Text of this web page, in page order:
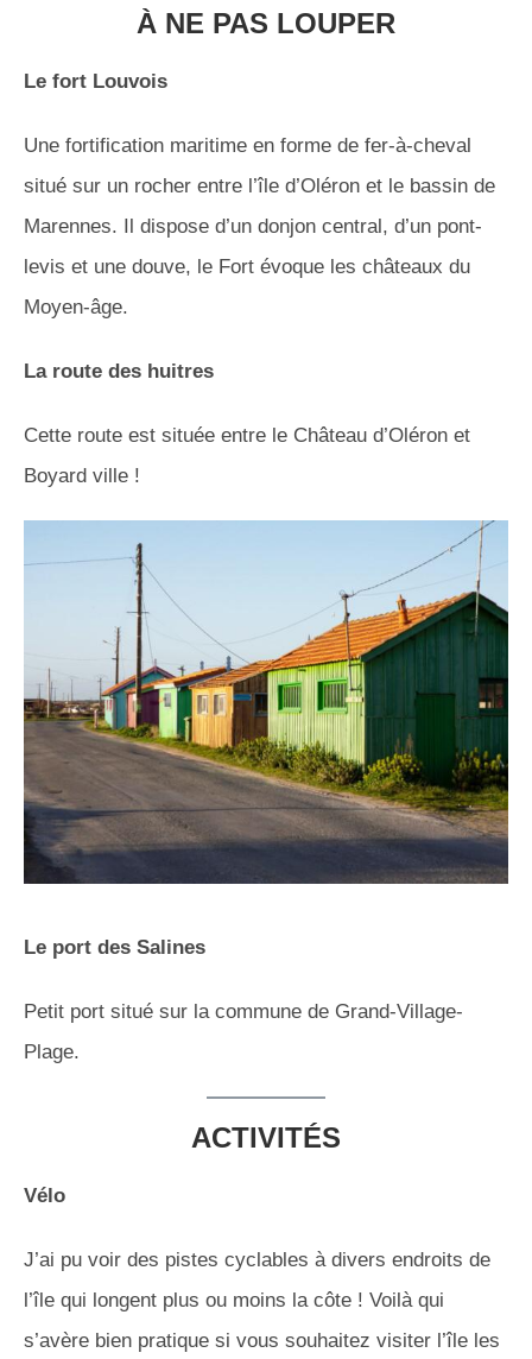
À NE PAS LOUPER
Le fort Louvois
Une fortification maritime en forme de fer-à-cheval
situé sur un rocher entre l’île d’Oléron et le bassin de
Marennes. Il dispose d’un donjon central, d’un pont-
levis et une douve, le Fort évoque les châteaux du
Moyen-âge.
La route des huitres
Cette route est située entre le Château d’Oléron et
Boyard ville !
Le port des Salines
Petit port situé sur la commune de Grand-Village-
Plage.
ACTIVITÉS
Vélo
J’ai pu voir des pistes cyclables à divers endroits de
l’île qui longent plus ou moins la côte ! Voilà qui
s’avère bien pratique si vous souhaitez visiter l’île les